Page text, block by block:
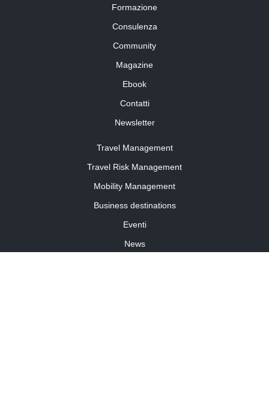
Formazione
Consulenza
Community
Magazine
Ebook
Contatti
Newsletter
Travel Management
Travel Risk Management
Mobility Management
Business destinations
Eventi
News